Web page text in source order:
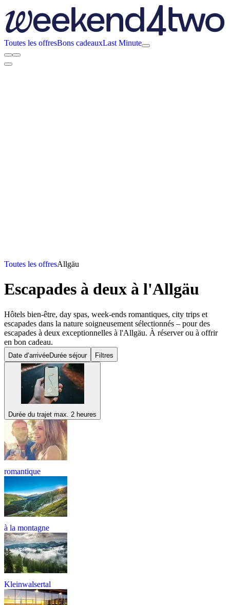
Toutes les offresBons cadeauxLast Minute
Toutes les offresAllgäu
Escapades à deux à l'Allgäu
Hôtels bien-être, day spas, week-ends romantiques, city trips et
escapades dans la nature soigneusement sélectionnés – pour des
escapades à deux exceptionnelles à l'Allgäu. À réserver ou à offrir
en bon cadeau.
Date d’arrivéeDurée séjour Filtres
Durée du trajet max. 2 heures
romantique
à la montagne
Kleinwalsertal